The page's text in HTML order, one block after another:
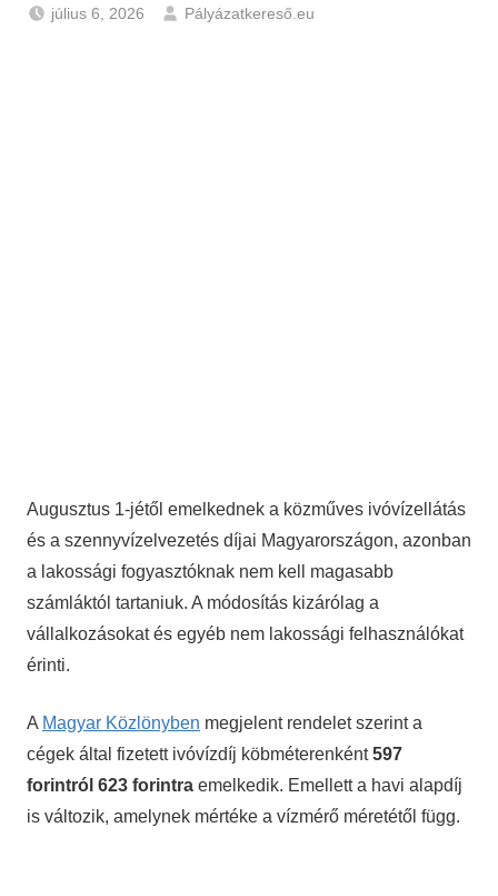
július 6, 2026
Pályázatkereső.eu
Augusztus 1-jétől emelkednek a közműves ivóvízellátás
és a szennyvízelvezetés díjai Magyarországon, azonban
a lakossági fogyasztóknak nem kell magasabb
számláktól tartaniuk. A módosítás kizárólag a
vállalkozásokat és egyéb nem lakossági felhasználókat
érinti.
A Magyar Közlönyben megjelent rendelet szerint a
cégek által fizetett ivóvízdíj köbméterenként597
forintról 623 forintra emelkedik. Emellett a havi alapdíj
is változik, amelynek mértéke a vízmérő méretétől függ.